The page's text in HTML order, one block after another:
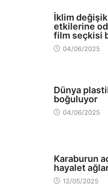
İklim
etkilerine
film seçkisi
04/06/2025
Dünya
boğuluyor
04/06/2025
Karaburun
hayalet
12/05/2025